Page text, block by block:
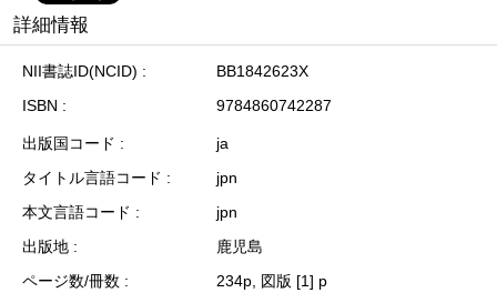
詳細情報
NII書誌ID(NCID)
BB1842623X
ISBN
9784860742287
出版国コード
ja
タイトル言語コード
jpn
本文言語コード
jpn
出版地
鹿児島
ページ数/冊数
234p, 図版 [1] p